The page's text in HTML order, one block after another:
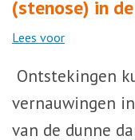
(stenose) in
Lees voor
Ontstekingen
vernauwingen
van de dunne